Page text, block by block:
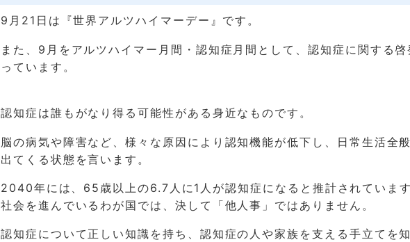
9月21日は『世界アルツハイマーデー』です。
また、9月をアルツハイマー月間・認知症月間として、認知症に関する
っています。
認知症は誰もがなり得る可能性がある身近なものです。
脳の病気や障害など、様々な原因により認知機能が低下し、日常生活全
出てくる状態を言います。
2040年には、65歳以上の6.7人に1人が認知症になると推計されていま
社会を進んでいるわが国では、決して「他人事」ではありません。
認知症について正しい知識を持ち、認知症の人や家族を支える手立てを